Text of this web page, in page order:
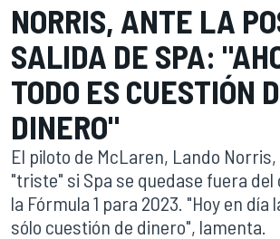
NORRIS, ANTE LA
SALIDA DE SPA:
TODO ES CUESTIÓN
DINERO"
El piloto de McLaren, Lando
"triste" si Spa se quedase fuera del
la Fórmula 1 para 2023. "Hoy en día
sólo cuestión de dinero", lamenta.